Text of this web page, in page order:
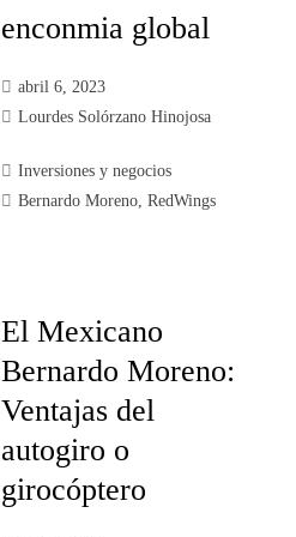
enconmia global
abril 6, 2023
Lourdes Solórzano Hinojosa
Inversiones y negocios
Bernardo Moreno, RedWings
El Mexicano
Bernardo Moreno:
Ventajas del
autogiro o
girocóptero